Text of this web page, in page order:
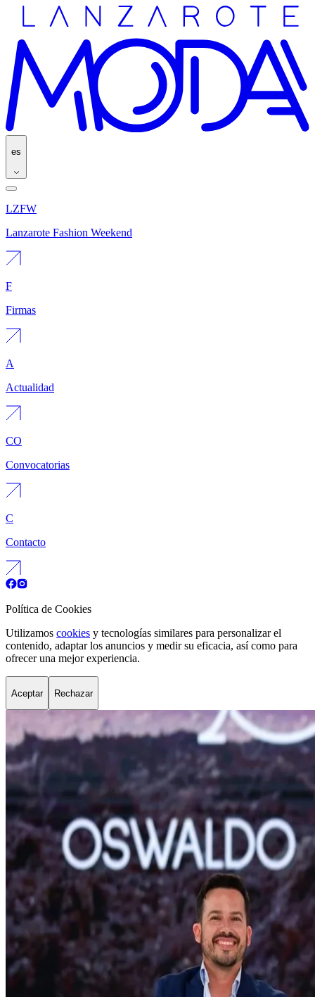
es
LZFW
Lanzarote Fashion Weekend
F
Firmas
A
Actualidad
CO
Convocatorias
C
Contacto
Política de Cookies
Utilizamos cookies y tecnologías similares para personalizar el
contenido, adaptar los anuncios y medir su eficacia, así como para
ofrecer una mejor experiencia.
Aceptar Rechazar